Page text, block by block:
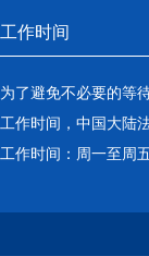
工作时间
为了避免不必要的等
工作时间，中国大陆
工作时间：周一至周